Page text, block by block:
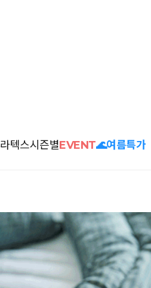
라텍스시즌별EVENT🌊여름특가